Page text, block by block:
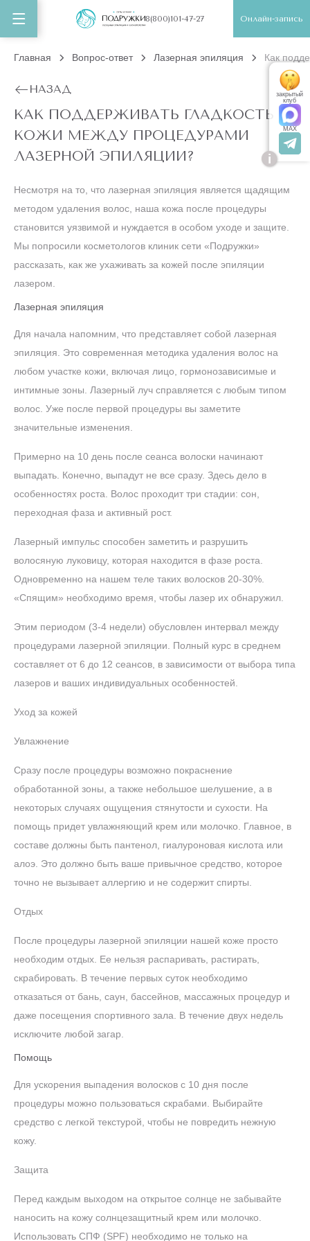
8(800)101-47-27 Онлайн-запись
Главная Вопрос-ответ Лазерная эпиляция Как
НАЗАД
КАК ПОДДЕРЖИВАТЬ ГЛАДКОСТЬ
КОЖИ МЕЖДУ ПРОЦЕДУРАМИ
ЛАЗЕРНОЙ ЭПИЛЯЦИИ?
Несмотря на то, что лазерная эпиляция является щадящим
методом удаления волос, наша кожа после процедуры
становится уязвимой и нуждается в особом уходе и защите.
Мы попросили косметологов клиник сети «Подружки»
рассказать, как же ухаживать за кожей после эпиляции
лазером.
Лазерная эпиляция
Для начала напомним, что представляет собой лазерная
эпиляция. Это современная методика удаления волос на
любом участке кожи, включая лицо, гормонозависимые и
интимные зоны. Лазерный луч справляется с любым типом
волос. Уже после первой процедуры вы заметите
значительные изменения.
Примерно на 10 день после сеанса волоски начинают
выпадать. Конечно, выпадут не все сразу. Здесь дело в
особенностях роста. Волос проходит три стадии: сон,
переходная фаза и активный рост.
Лазерный импульс способен заметить и разрушить
волосяную луковицу, которая находится в фазе роста.
Одновременно на нашем теле таких волосков 20-30%.
«Спящим» необходимо время, чтобы лазер их обнаружил.
Этим периодом (3-4 недели) обусловлен интервал между
процедурами лазерной эпиляции. Полный курс в среднем
составляет от 6 до 12 сеансов, в зависимости от выбора типа
лазеров и ваших индивидуальных особенностей.
Уход за кожей
Увлажнение
Сразу после процедуры возможно покраснение
обработанной зоны, а также небольшое шелушение, а в
некоторых случаях ощущения стянутости и сухости. На
помощь придет увлажняющий крем или молочко. Главное, в
составе должны быть пантенол, гиалуроновая кислота или
алоэ. Это должно быть ваше привычное средство, которое
точно не вызывает аллергию и не содержит спирты.
Отдых
После процедуры лазерной эпиляции нашей коже просто
необходим отдых. Ее нельзя распаривать, растирать,
скрабировать. В течение первых суток необходимо
отказаться от бань, саун, бассейнов, массажных процедур и
даже посещения спортивного зала. В течение двух недель
исключите любой загар.
Помощь
Для ускорения выпадения волосков с 10 дня после
процедуры можно пользоваться скрабами. Выбирайте
средство с легкой текстурой, чтобы не повредить нежную
кожу.
Защита
Перед каждым выходом на открытое солнце не забывайте
наносить на кожу солнцезащитный крем или молочко.
Использовать СПФ (SPF) необходимо не только на
i
закрытый
клуб
MAX